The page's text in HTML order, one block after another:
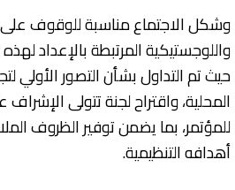
وشكل الاجتماع مناسبة للوقوف على
واللوجستيكية المرتبطة بالإعداد
حيث تم التداول بشأن التصور الأولي
المحلية، واقتراح لجنة تتولى
للمؤتمر، بما يضمن توفير الظروف
أهدافه التنظيمية.